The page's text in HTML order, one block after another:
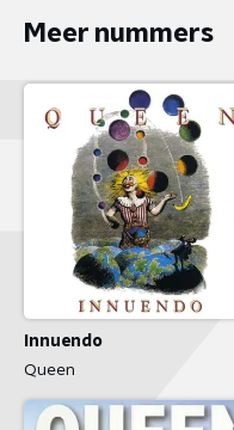
Meer nummers
Innuendo
Queen